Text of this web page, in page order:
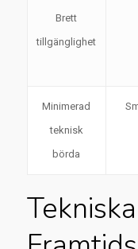
Brett
tillgänglighet
Minimerad
teknisk
börda
Tekniska